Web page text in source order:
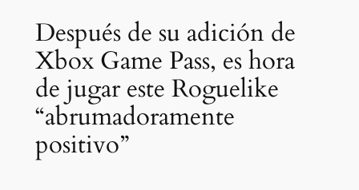
Después de su adición de
Xbox Game Pass, es hora
de jugar este Roguelike
“abrumadoramente
positivo”